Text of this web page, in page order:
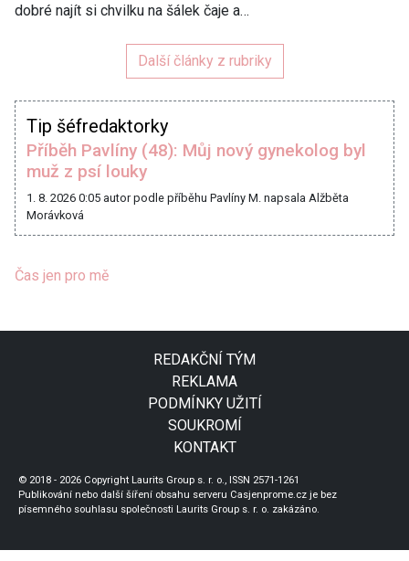
dobré najít si chvilku na šálek čaje a…
Další články z rubriky
Tip šéfredaktorky
Příběh Pavlíny (48): Můj nový gynekolog byl
muž z psí louky
1. 8. 2026 0:05 autor podle příběhu Pavlíny M. napsala Alžběta
Morávková
Čas jen pro mě
REDAKČNÍ TÝM
REKLAMA
PODMÍNKY UŽITÍ
SOUKROMÍ
KONTAKT
© 2018 - 2026 Copyright Laurits Group s. r. o., ISSN 2571-1261
Publikování nebo další šíření obsahu serveru Casjenprome.cz je bez
písemného souhlasu společnosti Laurits Group s. r. o. zakázáno.